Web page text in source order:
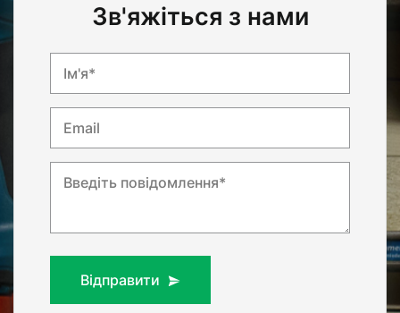
Зв'яжіться з нами
Ім'я*
Email
Введіть повідомлення*
Відправити